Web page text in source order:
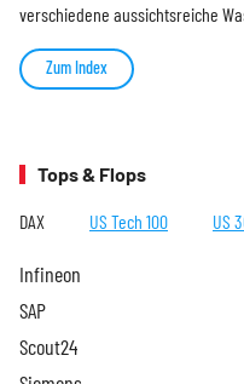
verschiedene aussichtsreiche
Zum Index
Tops & Flops
DAX US Tech 100 US
Infineon
SAP
Scout24